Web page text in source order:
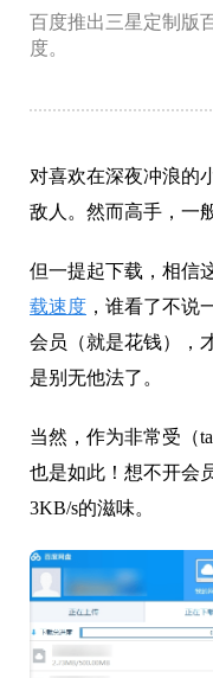
百度推出三星定制版
度。
对喜欢在深夜冲浪的
敌人。然而高手，一
但一提起下载，相信
载速度 ，谁看了不说
会员（就是花钱），
是别无他法了。
当然，作为非常受（
也是如此！想不开会
3KB/s的滋味。